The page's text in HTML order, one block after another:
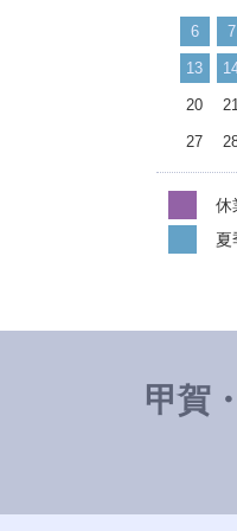
6 7
13
20
27
休
夏
甲賀